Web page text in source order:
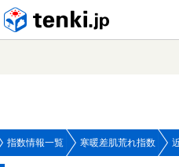
指数情報一覧 寒暖差肌荒れ指数